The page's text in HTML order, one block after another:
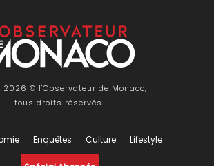
2026 © l'Observateur de Monaco,
tous droits réservés.
Enquêtes Culture Lifestyle